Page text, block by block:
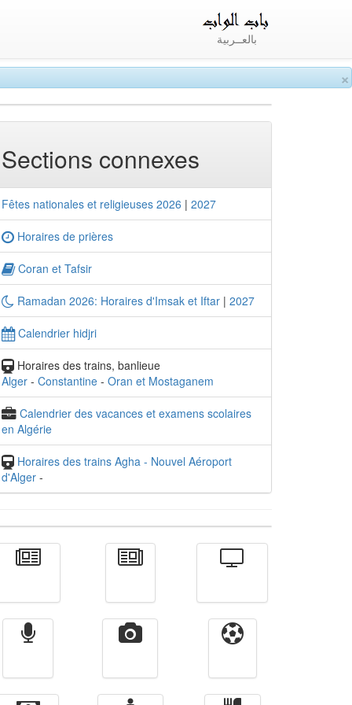
×
بالعــربية
Sections connexes
Fêtes nationales et religieuses 2026 | 2027
Horaires de prières
Coran et Tafsir
Ramadan 2026: Horaires d'Imsak et Iftar | 2027
Calendrier hidjri
Horaires des trains, banlieue
Alger - Constantine - Oran et Mostaganem
Calendrier des vacances et examens scolaires
en Algérie
Horaires des trains Agha - Nouvel Aéroport
d'Alger -